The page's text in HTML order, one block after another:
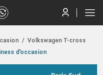
/ Volkswagen T-cross
d'occasion